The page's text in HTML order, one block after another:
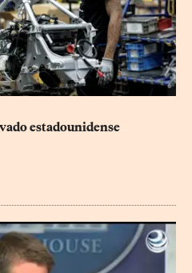
estadounidense